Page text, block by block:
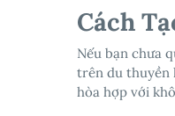
Cách
Nếu bạn chưa
trên du thuyền
hòa hợp với